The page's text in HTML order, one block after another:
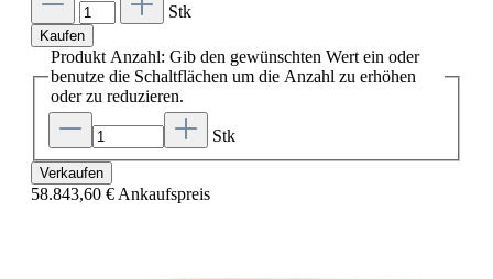
Stk
Kaufen
Produkt Anzahl: Gib den gewünschten Wert ein oder
benutze die Schaltflächen um die Anzahl zu erhöhen
oder zu reduzieren.
Stk
Verkaufen
58.843,60 € Ankaufspreis